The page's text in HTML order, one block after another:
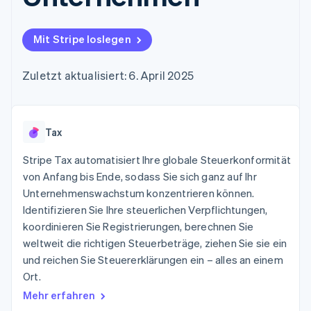
125
Terminal
Zahlungen vor Ort
Boost
Autorisierungsraten
Beschleunigter
Financial
Connections
Verbundene
Finanzdaten
Data Pipeline
Mehr
Product roadmap
Ausblick
Radar
Geldmanagement
SaaS
Bewirtung, Reisen und
Freizeit
Versicherungen
Medien und
Unterhaltung
Gemeinnützige
Organisationen
Fachdienstleistungen
Öffentlicher Sektor
Marktplatz auf
Abonnementverwaltung
nutzungsbasierte
Abrechnung um
Karten ausgeben: So
Diensten mit Agenten
Ressourcen
App-Integrationen
Code-Beispiele
Entwickler-Blog
Stripe Sessions
Karriere
Stripe Press
kontaktieren
Partner werden
Mit Stripe loslegen
Zuletzt aktualisiert: 6. April 2025
Tax
Stripe Tax automatisiert Ihre globale Steuerkonformität
von Anfang bis Ende, sodass Sie sich ganz auf Ihr
Unternehmenswachstum konzentrieren können.
Identifizieren Sie Ihre steuerlichen Verpflichtungen,
koordinieren Sie Registrierungen, berechnen Sie
weltweit die richtigen Steuerbeträge, ziehen Sie sie ein
und reichen Sie Steuererklärungen ein – alles an einem
Ort.
Mehr erfahren